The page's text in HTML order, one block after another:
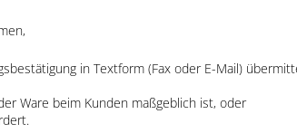
in Textform (Fax oder E-Mail)
Ware beim Kunden maßgeblich ist, oder